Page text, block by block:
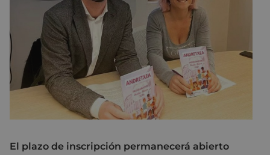
El plazo de inscripción permanecerá abierto